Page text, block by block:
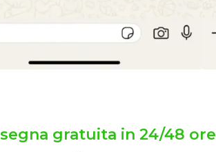
gratuita in 24/48 ore